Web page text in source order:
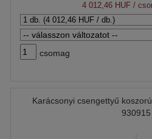
4 012,46 HUF/
csomag
Karácsonyi csengettyű
930915